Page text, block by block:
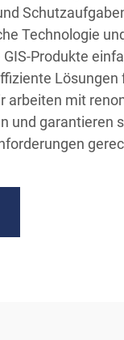
Technologie
Produkte
Lösungen
arbeiten mit
und garantieren